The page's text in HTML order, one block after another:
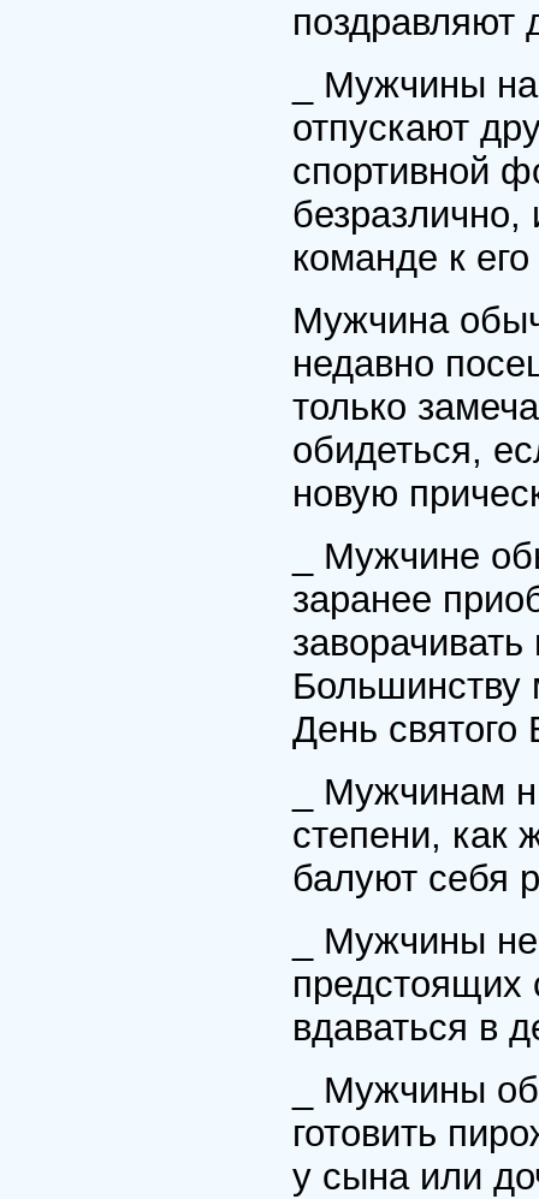
поздравляют
_ Мужчины
отпускают
спортивной
команде к
Мужчина
недавно
только
обидеться,
новую
_ Мужчине
заранее
День святого
_ Мужчинам
степени, как
балуют себя
_ Мужчины
предстоящих
вдаваться в
_ Мужчины
готовить
у сына или